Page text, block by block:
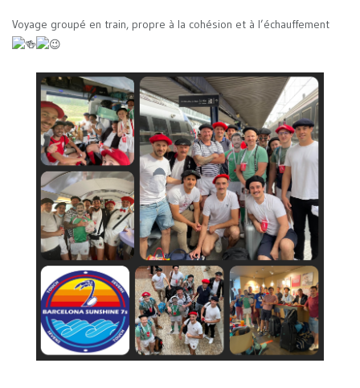
Voyage groupé en train, propre à la cohésion et à l’échauffement